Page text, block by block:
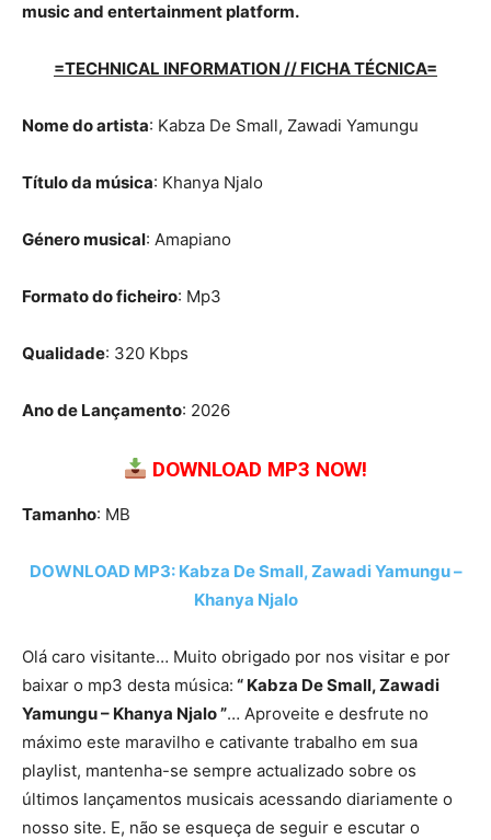
music and entertainment platform.
=TECHNICAL INFORMATION // FICHA TÉCNICA=
Nome do artista: Kabza De Small, Zawadi Yamungu
Título da música: Khanya Njalo
Género musical: Amapiano
Formato do ficheiro: Mp3
Qualidade: 320 Kbps
Ano de Lançamento: 2026
DOWNLOAD MP3 NOW!
Tamanho: MB
DOWNLOAD MP3: Kabza De Small, Zawadi Yamungu –
Khanya Njalo
Olá caro visitante… Muito obrigado por nos visitar e por
baixar o mp3 desta música: “ Kabza De Small, Zawadi
Yamungu – Khanya Njalo ”… Aproveite e desfrute no
máximo este maravilho e cativante trabalho em sua
playlist, mantenha-se sempre actualizado sobre os
últimos lançamentos musicais acessando diariamente o
nosso site. E, não se esqueça de seguir e escutar o